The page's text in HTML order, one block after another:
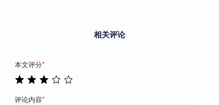
相关评论
本文评分*
评论内容*